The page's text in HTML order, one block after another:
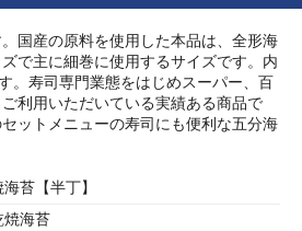
国産の原料を使用した本品は、全形海
で主に細巻に使用するサイズです。内
。寿司専門業態をはじめスーパー、百
利用いただいている実績ある商品で
ットメニューの寿司にも便利な五分海
海苔【半丁】
焼海苔